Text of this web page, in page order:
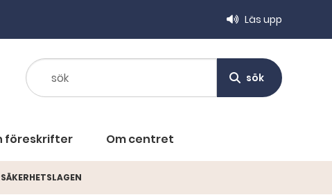
Läs upp
sök
sök
föreskrifter Om centret